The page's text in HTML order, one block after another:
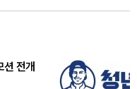
션 전개